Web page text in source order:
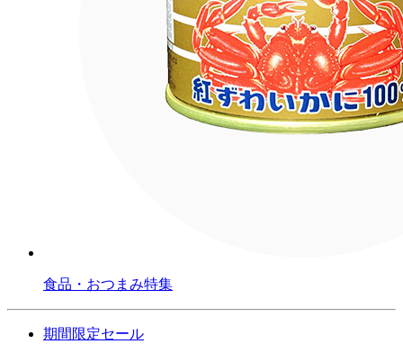
食品・おつまみ特集
期間限定セール